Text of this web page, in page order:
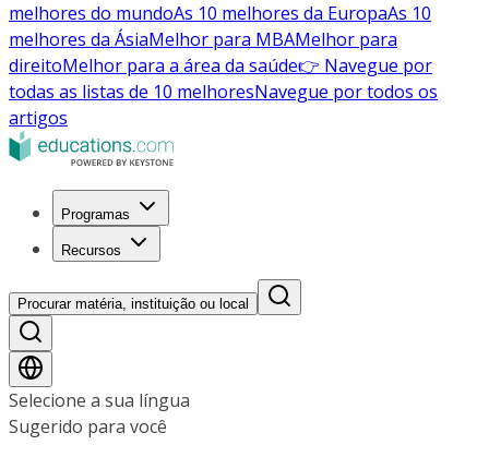
melhores do mundoAs 10 melhores da EuropaAs 10
melhores da ÁsiaMelhor para MBAMelhor para
direitoMelhor para a área da saúde👉 Navegue por
todas as listas de 10 melhoresNavegue por todos os
artigos
Programas
Recursos
Procurar matéria, instituição ou local
Selecione a sua língua
Sugerido para você